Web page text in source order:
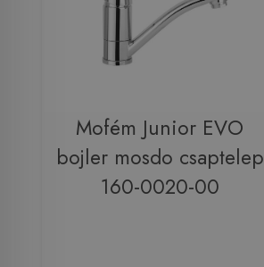
Mofém Junior EVO
bojler mosdo csaptelep
160-0020-00